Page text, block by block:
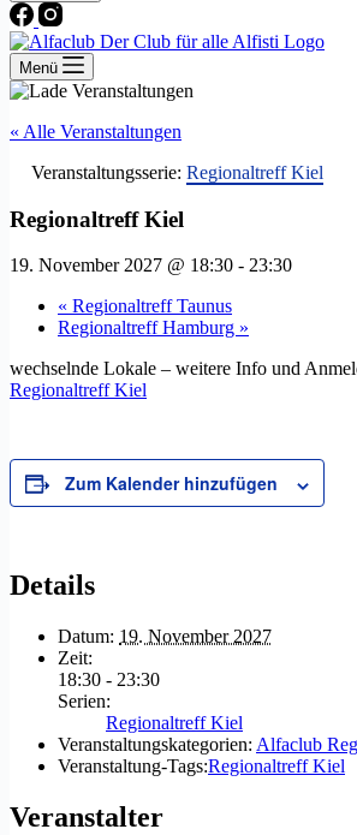
Menü
« Alle Veranstaltungen
Veranstaltungsserie: Regionaltreff Kiel
Regionaltreff Kiel
19. November 2027 @ 18:30 - 23:30
« Regionaltreff Taunus
Regionaltreff Hamburg »
wechselnde Lokale – weitere Info und
Regionaltreff Kiel
Zum Kalender hinzufügen
Details
Datum: 19. November 2027
Zeit:
18:30 - 23:30
Serien:
Regionaltreff Kiel
Veranstaltungskategorien: Alfaclub
Veranstaltung-Tags:Regionaltreff Kiel
Veranstalter